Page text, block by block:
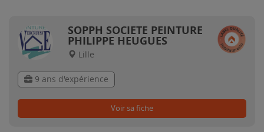
SOPPH SOCIETE PEINTURE
PHILIPPE HEUGUES
Lille
9 ans d'expérience
Voir sa fiche